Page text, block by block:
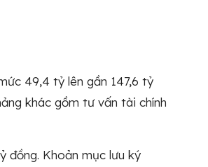
49,4 tỷ lên gần 147,6 tỷ
khác gồm tư vấn tài chính
đồng. Khoản mục lưu ký